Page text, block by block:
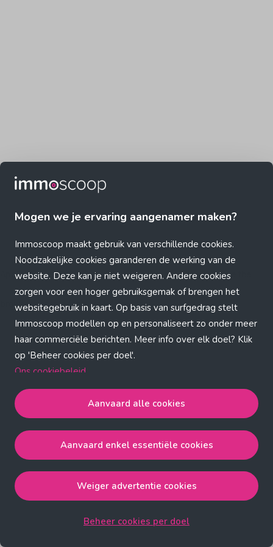
Mogen we je ervaring aangenamer maken?
Immoscoop maakt gebruik van verschillende cookies.
Noodzakelijke cookies garanderen de werking van de
website. Deze kan je niet weigeren. Andere cookies
zorgen voor een hoger gebruiksgemak of brengen het
websitegebruik in kaart. Op basis van surfgedrag stelt
Immoscoop modellen op en personaliseert zo onder meer
haar commerciële berichten. Meer info over elk doel? Klik
op 'Beheer cookies per doel'.
Ons cookiebeleid
Aanvaard alle cookiesgaat akkoord met de strict
noodzakelijke, analytische, functionele en advertentie
cookies.
de strict noodzakelijke cookies.
Weiger advertentie cookiesgaat akkoord met de strict
Aanvaard alle cookies
Aanvaard enkel essentiële cookies
Weiger advertentie cookies
Beheer cookies per doel
Application error: a client-side exception has occurred (see the
browser console for more information)